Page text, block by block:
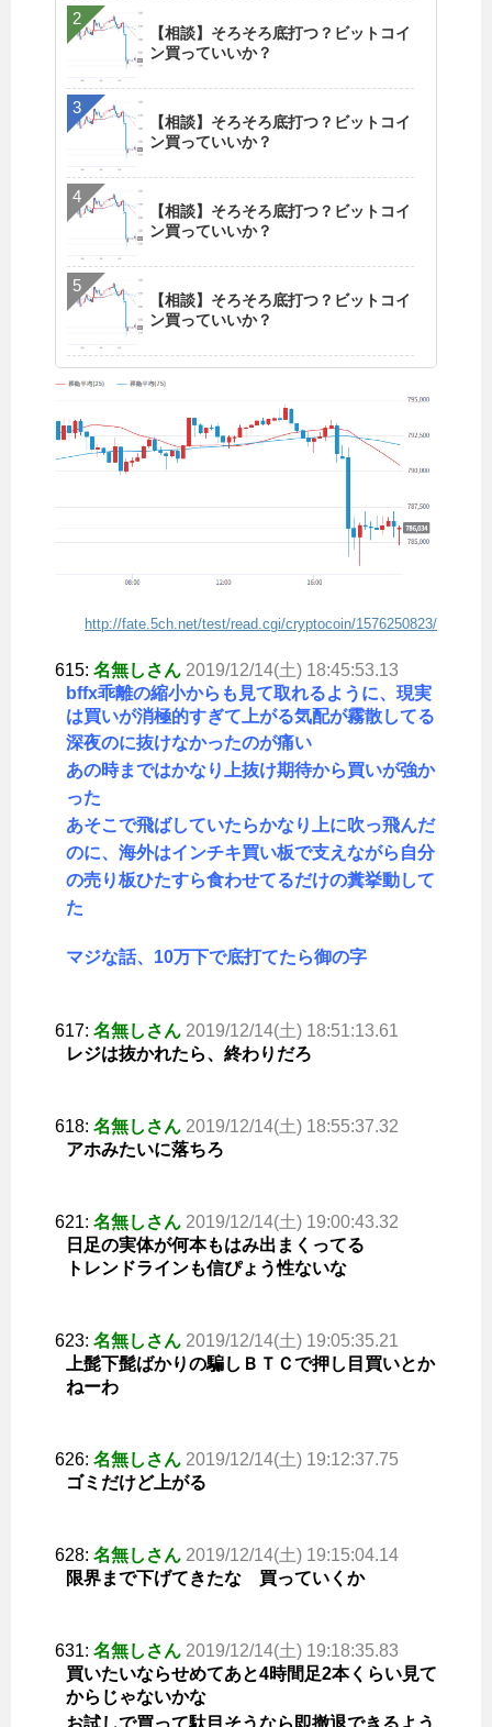
【相談】そろそろ底打つ？ビットコイ
ン買っていいか？
【相談】そろそろ底打つ？ビットコイ
ン買っていいか？
【相談】そろそろ底打つ？ビットコイ
ン買っていいか？
【相談】そろそろ底打つ？ビットコイ
ン買っていいか？
http://fate.5ch.net/test/read.cgi/cryptocoin/1576250823/
615: 名無しさん 2019/12/14(土) 18:45:53.13
bffx乖離の縮小からも見て取れるように、現実
は買いが消極的すぎて上がる気配が霧散してる
深夜のに抜けなかったのが痛い
あの時まではかなり上抜け期待から買いが強か
った
あそこで飛ばしていたらかなり上に吹っ飛んだ
のに、海外はインチキ買い板で支えながら自分
の売り板ひたすら食わせてるだけの糞挙動して
た
マジな話、10万下で底打てたら御の字
617: 名無しさん 2019/12/14(土) 18:51:13.61
レジは抜かれたら、終わりだろ
618: 名無しさん 2019/12/14(土) 18:55:37.32
アホみたいに落ちろ
621: 名無しさん 2019/12/14(土) 19:00:43.32
日足の実体が何本もはみ出まくってる
トレンドラインも信ぴょう性ないな
623: 名無しさん 2019/12/14(土) 19:05:35.21
上髭下髭ばかりの騙しＢＴＣで押し目買いとか
ねーわ
626: 名無しさん 2019/12/14(土) 19:12:37.75
ゴミだけど上がる
628: 名無しさん 2019/12/14(土) 19:15:04.14
限界まで下げてきたな 買っていくか
631: 名無しさん 2019/12/14(土) 19:18:35.83
買いたいならせめてあと4時間足2本くらい見て
からじゃないかな
お試しで買って駄目そうなら即撤退できるよう